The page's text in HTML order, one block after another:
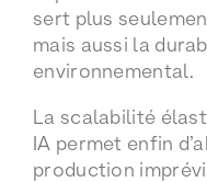
sert plus
mais aussi la
environnemental.
La scalabilité
IA permet enfin
production